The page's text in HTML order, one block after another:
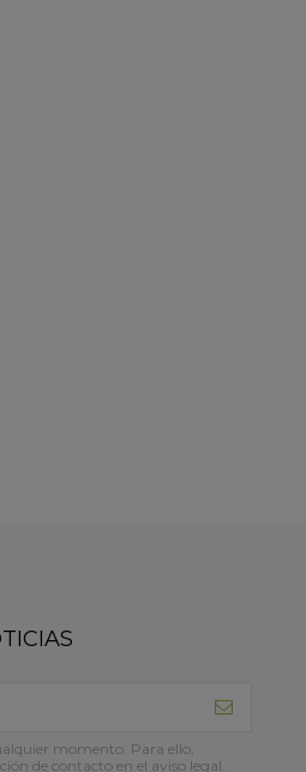
momento. Para ello,
de contacto en el aviso legal.